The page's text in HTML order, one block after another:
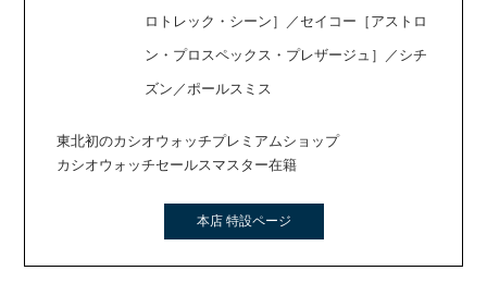
ロトレック・シーン］／セイコー［アストロ
ン・プロスペックス・プレザージュ］／シチ
ズン／ポールスミス
東北初のカシオウォッチプレミアムショップ
カシオウォッチセールスマスター在籍
本店 特設ページ